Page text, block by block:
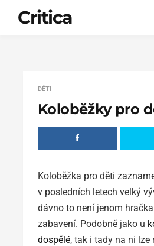
Critica
DĚTI
Koloběžky pro
Koloběžka pro děti
v posledních letech velký
dávno to není jenom
zabavení. Podobně jako u
dospělé, tak i tady na ni lze